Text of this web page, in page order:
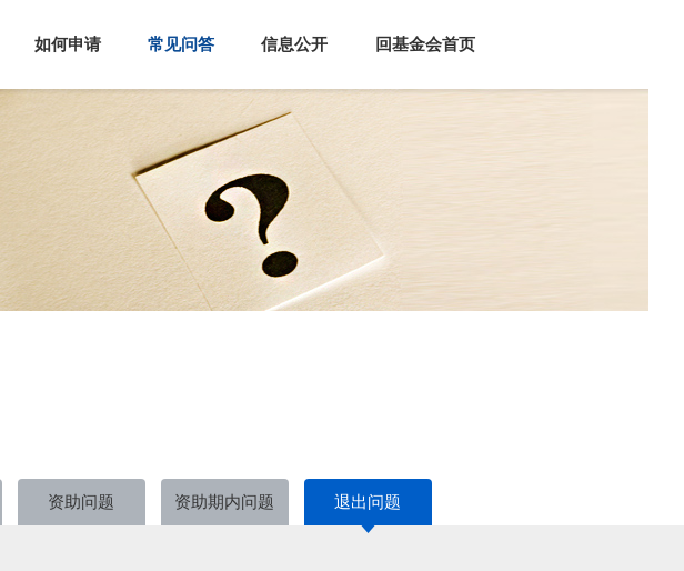
如何申请 常见问答 信息公开 回基金会首页
资助问题 资助期内问题 退出问题